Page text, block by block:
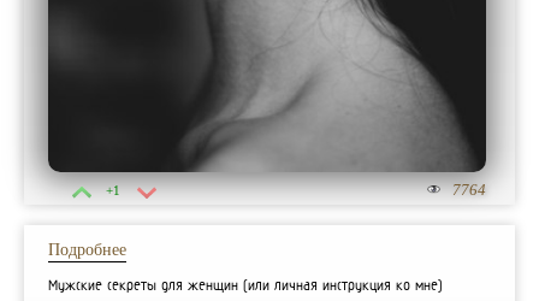
7764
+1
Подробнее
Мужские секреты для женщин (или личная инструкция ко мне)